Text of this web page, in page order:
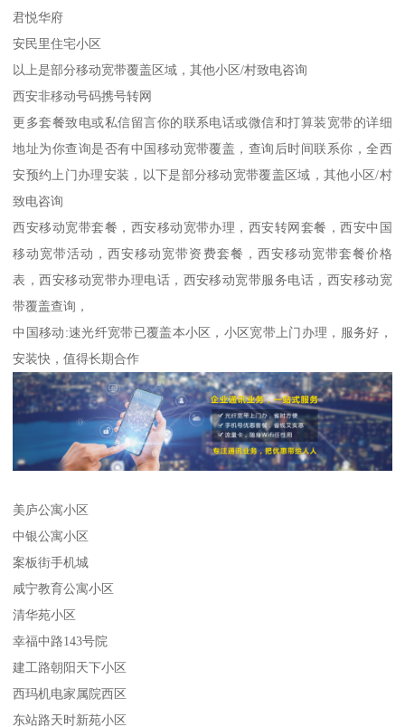
君悦华府
安民里住宅小区
以上是部分移动宽带覆盖区域，其他小区/村致电咨询
西安非移动号码携号转网
更多套餐致电或私信留言你的联系电话或微信和打算装宽带的详细
地址为你查询是否有中国移动宽带覆盖，查询后时间联系你，全西
安预约上门办理安装，以下是部分移动宽带覆盖区域，其他小区/村
致电咨询
西安移动宽带套餐，西安移动宽带办理，西安转网套餐，西安中国
移动宽带活动，西安移动宽带资费套餐，西安移动宽带套餐价格
表，西安移动宽带办理电话，西安移动宽带服务电话，西安移动宽
带覆盖查询，
中国移动:速光纤宽带已覆盖本小区，小区宽带上门办理，服务好，
安装快，值得长期合作
美庐公寓小区
中银公寓小区
案板街手机城
咸宁教育公寓小区
清华苑小区
幸福中路143号院
建工路朝阳天下小区
西玛机电家属院西区
东站路天时新苑小区